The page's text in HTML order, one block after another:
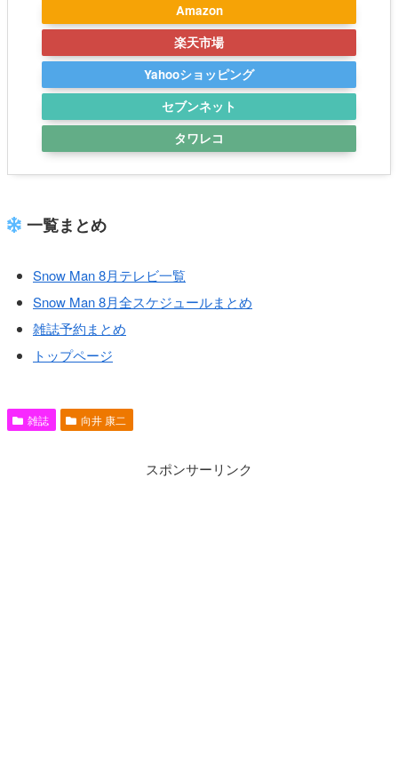
Amazon
楽天市場
Yahooショッピング
セブンネット
タワレコ
一覧まとめ
Snow Man 8月テレビ一覧
Snow Man 8月全スケジュールまとめ
雑誌予約まとめ
トップページ
雑誌 向井 康二
スポンサーリンク